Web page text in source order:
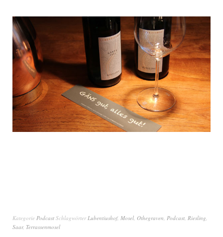
Kategorie Podcast Schlagwörter Lubentiushof, Mosel Othegraven Podcast Riesling
Saar, Terrassenmosel